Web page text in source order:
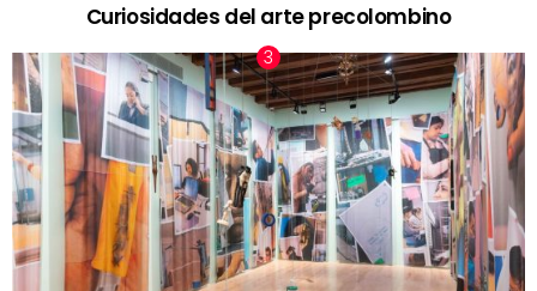
Curiosidades del arte precolombino